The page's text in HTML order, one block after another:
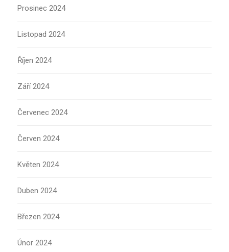
Prosinec 2024
Listopad 2024
Říjen 2024
Září 2024
Červenec 2024
Červen 2024
Květen 2024
Duben 2024
Březen 2024
Únor 2024